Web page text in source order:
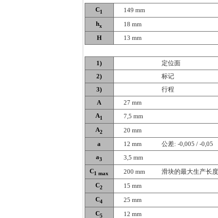
C1
149 mm
hx
18 mm
H
13 mm
1)
定位面
2)
标记
3)
行程
A
27 mm
A1
7,5 mm
A2
20 mm
a
12 mm
公差: -0,005 / -0,05
a3
3,5 mm
C1 max 200 mm
滑块的最大生产长度
C2
15 mm
C4
25 mm
C5 12 mm